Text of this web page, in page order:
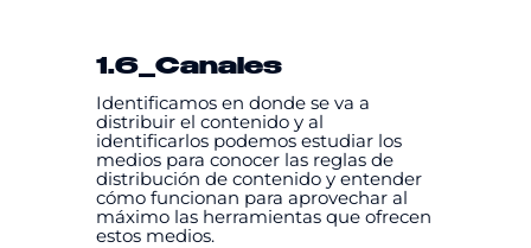
1.6_Canales
Identificamos en donde se va a
distribuir el contenido y al
identificarlos podemos estudiar los
medios para conocer las reglas de
distribución de contenido y entender
cómo funcionan para aprovechar al
máximo las herramientas que ofrecen
estos medios.